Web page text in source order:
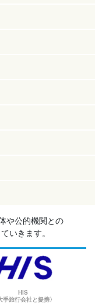
や公的機関との
いきます。
HIS
手旅行会社と提携〉